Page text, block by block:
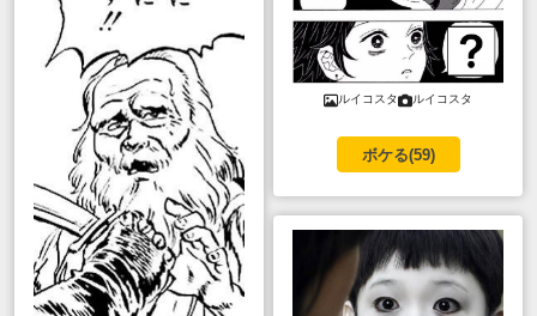
ルイコスタ ルイコスタ
ボケる(59)